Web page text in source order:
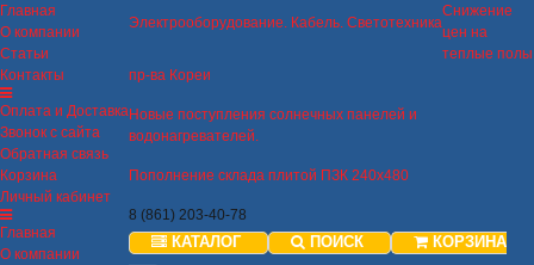
Главная
О компании
Статьи
Контакты
Оплата и Доставка
Звонок с сайта
Обратная связь
Корзина
Личный кабинет
Главная
О компании
Электрооборудование. Кабель. Светотехника
Снижение
цен на
теплые полы
пр-ва Кореи
Новые поступления солнечных панелей и
водонагревателей.
Пополнение склада плитой ПЗК 240х480
8 (861) 203-40-78
КАТАЛОГ ПОИСК
КОРЗИНА